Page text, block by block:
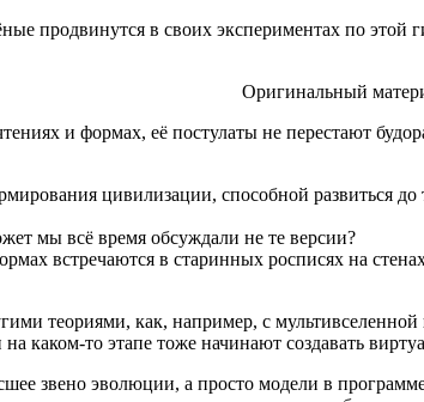
продвинутся в своих экспериментах по этой
Оригинальный
и формах, её постулаты не перестают
цивилизации, способной развиться до
мы всё время обсуждали не те версии?
встречаются в старинных росписях на
теориями, как, например, с
каком-то этапе тоже начинают создавать
звено эволюции, а просто модели в